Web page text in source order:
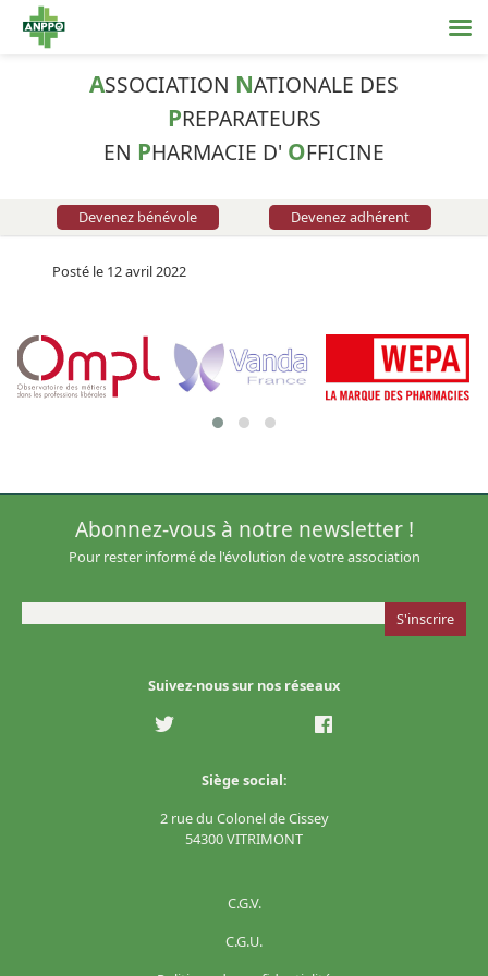
ASSOCIATION NATIONALE DES
PREPARATEURS
EN PHARMACIE D' OFFICINE
Devenez bénévole Devenez adhérent
Posté le 12 avril 2022
Suivez-nous sur nos réseaux
Siège social:
2 rue du Colonel de Cissey
54300 VITRIMONT
Abonnez-vous à notre newsletter !
Pour rester informé de l'évolution de votre association
C.G.V.
C.G.U.